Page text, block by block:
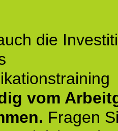
die
vom
Fragen